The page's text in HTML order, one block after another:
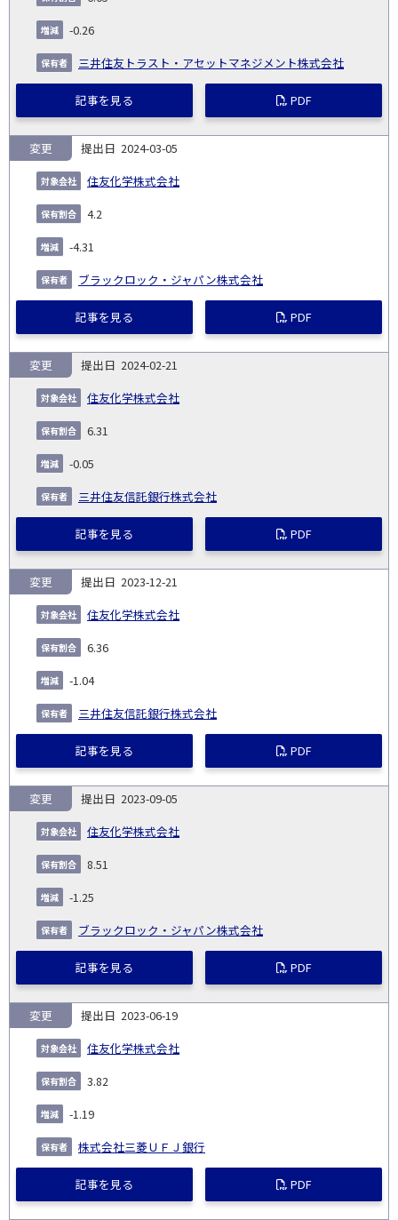
-0.26
三井住友トラスト・アセットマネジメント株式会社
記事を見る PDF
2024-03-05
住友化学株式会社
変更
4.2
-4.31
ブラックロック・ジャパン株式会社
記事を見る PDF
2024-02-21
住友化学株式会社
変更
6.31
-0.05
三井住友信託銀行株式会社
記事を見る PDF
2023-12-21
住友化学株式会社
変更
6.36
-1.04
三井住友信託銀行株式会社
記事を見る PDF
2023-09-05
住友化学株式会社
変更
8.51
-1.25
ブラックロック・ジャパン株式会社
記事を見る PDF
2023-06-19
住友化学株式会社
変更
3.82
-1.19
株式会社三菱ＵＦＪ銀行
記事を見る PDF